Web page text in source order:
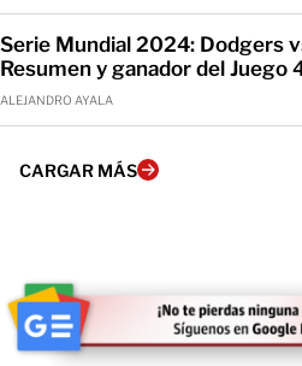
Serie Mundial 2024: Dodgers
Resumen y ganador del Juego
ALEJANDRO AYALA
CARGAR MÁS